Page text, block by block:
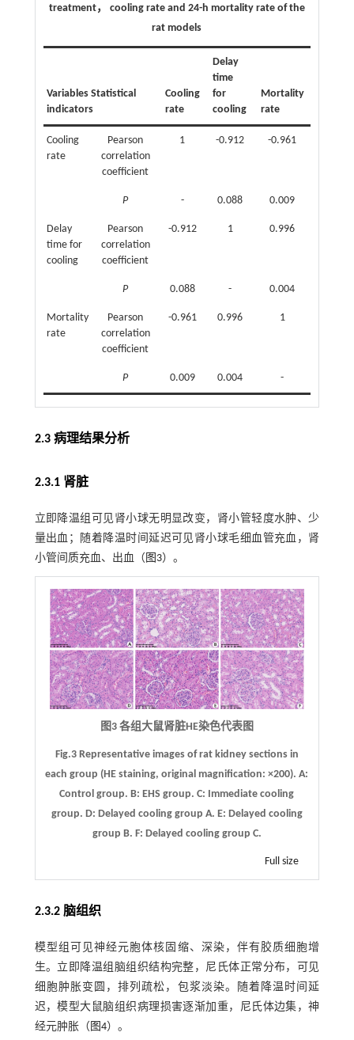
treatment， cooling rate and 24-h mortality rate of the
rat models
Variables Statistical
indicators
Cooling
rate
Delay
time
for
cooling
Mortality
rate
Cooling
rate
Pearson
correlation
coefficient
1 -0.912 -0.961
P - 0.088 0.009
Delay
time for
cooling
Pearson
correlation
coefficient
-0.912 1 0.996
P 0.088 - 0.004
Mortality
rate
Pearson
correlation
coefficient
-0.961 0.996 1
P 0.009 0.004 -
2.3 病理结果分析
2.3.1 肾脏
立即降温组可见肾小球无明显改变，肾小管轻度水肿、少
量出血；随着降温时间延迟可见肾小球毛细血管充血，肾
小管间质充血、出血（ 图3）。
图3 各组大鼠肾脏HE染色代表图
Fig.3 Representative images of rat kidney sections in
each group (HE staining, original magnification: ×200).A:
Control group. B: EHS group.C: Immediate cooling
group. D: Delayed cooling group A. E: Delayed cooling
group B. F: Delayed cooling group C.
Full size
2.3.2 脑组织
模型组可见神经元胞体核固缩、深染，伴有胶质细胞增
生。立即降温组脑组织结构完整，尼氏体正常分布，可见
细胞肿胀变圆，排列疏松，包浆淡染。随着降温时间延
迟，模型大鼠脑组织病理损害逐渐加重，尼氏体边集，神
经元肿胀（ 图4）。